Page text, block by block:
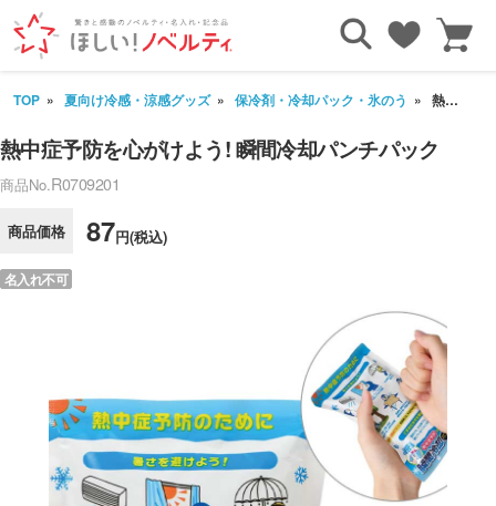
TOP 夏向け冷感・涼感グッズ 保冷剤・冷却パック・氷のう 熱中症予防を心がけよう! 瞬間冷却パンチパック
熱中症予防を心がけよう! 瞬間冷却パンチパック
商品No.R0709201
商品価格 87円(税込)
名入れ不可